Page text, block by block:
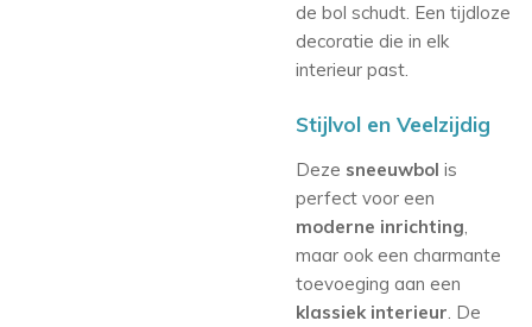
de bol schudt. Een tijdloze
decoratie die in elk
interieur past.
Stijlvol en Veelzijdig
Deze sneeuwbol is
perfect voor een
moderne inrichting
maar ook een charmante
toevoeging aan een
klassiek interieur . De